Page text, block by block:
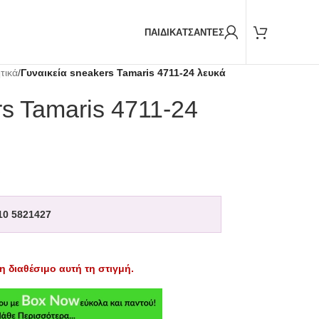
ΠΑΙΔΙΚΑΤΣΑΝΤΕΣ
/Γυναικεία sneakers Tamaris 4711-24 λευκά
Tamaris 4711-24
5821427
διαθέσιμο αυτή τη στιγμή.